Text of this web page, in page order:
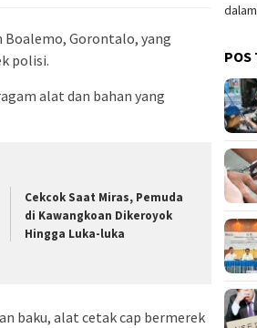
Boalemo, Gorontalo, yang
polisi.
alat dan bahan yang
Cekcok Saat Miras, Pemuda
di Kawangkoan Dikeroyok
Hingga Luka-luka
baku, alat cetak cap bermerek
POS